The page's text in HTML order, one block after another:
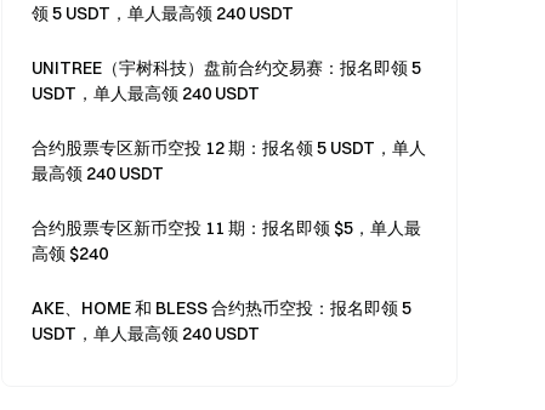
领 5 USDT，单人最高领 240 USDT
UNITREE（宇树科技）盘前合约交易赛：报名即领 5
USDT，单人最高领 240 USDT
合约股票专区新币空投 12 期：报名领 5 USDT，单人
最高领 240 USDT
合约股票专区新币空投 11 期：报名即领 $5，单人最
高领 $240
AKE、HOME 和 BLESS 合约热币空投：报名即领 5
USDT，单人最高领 240 USDT